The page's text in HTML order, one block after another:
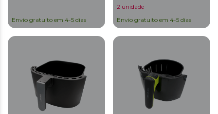
Envio gratuito em 4-5 dias
2 unidade
Envio gratuito em 4-5 dias